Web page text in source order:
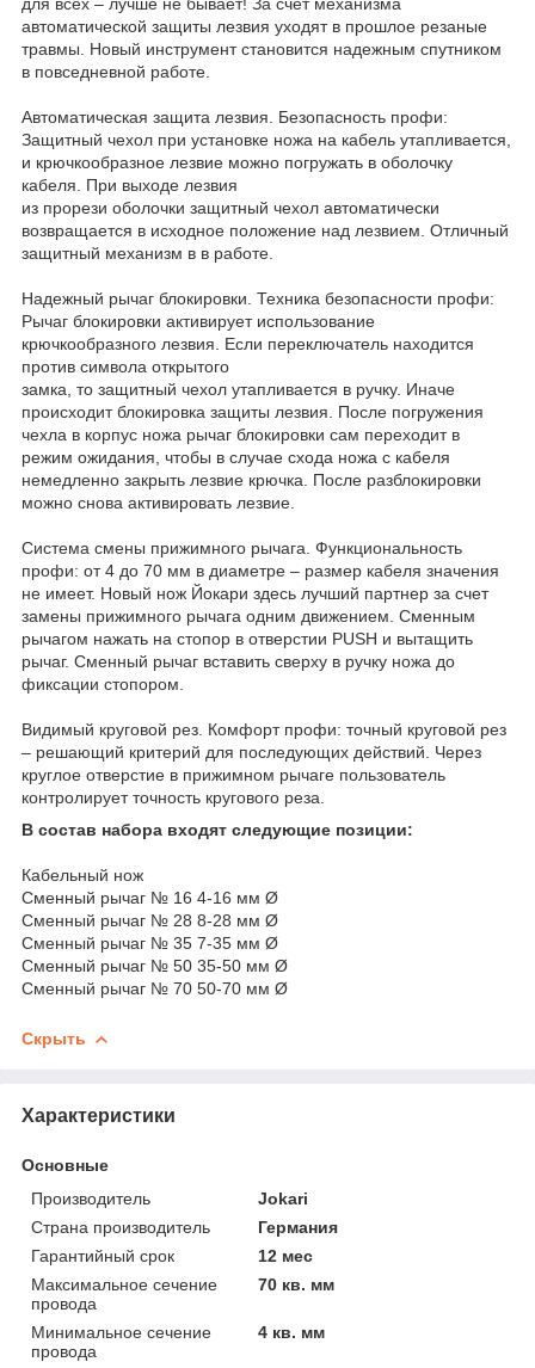
автоматической защиты лезвия уходят в прошлое резаные
травмы. Новый инструмент становится надежным спутником
в повседневной работе.
Автоматическая защита лезвия. Безопасность профи:
Защитный чехол при установке ножа на кабель утапливается,
и крючкообразное лезвие можно погружать в оболочку
кабеля. При выходе лезвия
из прорези оболочки защитный чехол автоматически
возвращается в исходное положение над лезвием. Отличный
защитный механизм в в работе.
Надежный рычаг блокировки. Техника безопасности профи:
Рычаг блокировки активирует использование
крючкообразного лезвия. Если переключатель находится
против символа открытого
замка, то защитный чехол утапливается в ручку. Иначе
происходит блокировка защиты лезвия. После погружения
чехла в корпус ножа рычаг блокировки сам переходит в
режим ожидания, чтобы в случае схода ножа с кабеля
немедленно закрыть лезвие крючка. После разблокировки
можно снова активировать лезвие.
Система смены прижимного рычага. Функциональность
профи: от 4 до 70 мм в диаметре – размер кабеля значения
не имеет. Новый нож Йокари здесь лучший партнер за счет
замены прижимного рычага одним движением. Сменным
рычагом нажать на стопор в отверстии PUSH и вытащить
рычаг. Сменный рычаг вставить сверху в ручку ножа до
фиксации стопором.
Видимый круговой рез. Комфорт профи: точный круговой рез
– решающий критерий для последующих действий. Через
круглое отверстие в прижимном рычаге пользователь
контролирует точность кругового реза.
В состав набора входят следующие позиции:
Кабельный нож
Сменный рычаг № 16 4-16 мм Ø
Сменный рычаг № 28 8-28 мм Ø
Сменный рычаг № 35 7-35 мм Ø
Сменный рычаг № 50 35-50 мм Ø
Сменный рычаг № 70 50-70 мм Ø
Скрыть
Характеристики
Основные
Производитель
Jokari
Страна производитель
Германия
Гарантийный срок
12 мес
Максимальное сечение
провода
70 кв. мм
Минимальное сечение
провода
4 кв. мм